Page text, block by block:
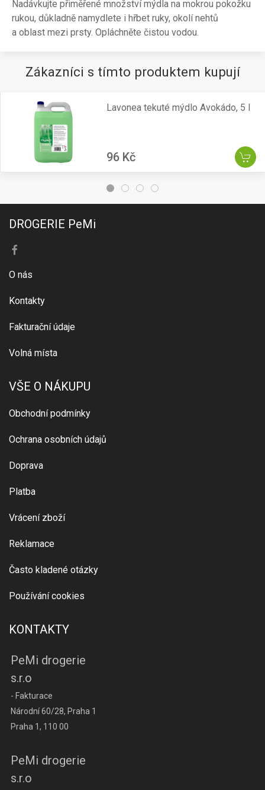
Nadávkujte přiměřené množství mýdla na mokrou pokožku
rukou, důkladně namydlete i hřbet ruky, okolí nehtů
a oblast mezi prsty. Opláchněte čistou vodou.
Zákazníci s tímto produktem kupují
Lavonea tekuté mýdlo Avokádo, 5 l
96 Kč
DROGERIE PeMi
O nás
Kontakty
Fakturační údaje
Volná místa
VŠE O NÁKUPU
Obchodní podmínky
Ochrana osobních údajů
Doprava
Platba
Vrácení zboží
Reklamace
Často kladené otázky
Používání cookies
KONTAKTY
PeMi drogerie
s.r.o
- Fakturace
Národní 60/28, Praha 1
Praha 1, 110 00
PeMi drogerie
s.r.o